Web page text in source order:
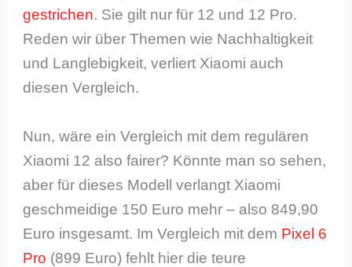
gestrichen. Sie gilt nur für 12 und 12 Pro.
Reden wir über Themen wie Nachhaltigkeit
und Langlebigkeit, verliert Xiaomi auch
diesen Vergleich.
Nun, wäre ein Vergleich mit dem regulären
Xiaomi 12 also fairer? Könnte man so sehen,
aber für dieses Modell verlangt Xiaomi
geschmeidige 150 Euro mehr – also 849,90
Euro insgesamt. Im Vergleich mit dem Pixel 6
Pro (899 Euro) fehlt hier die teure